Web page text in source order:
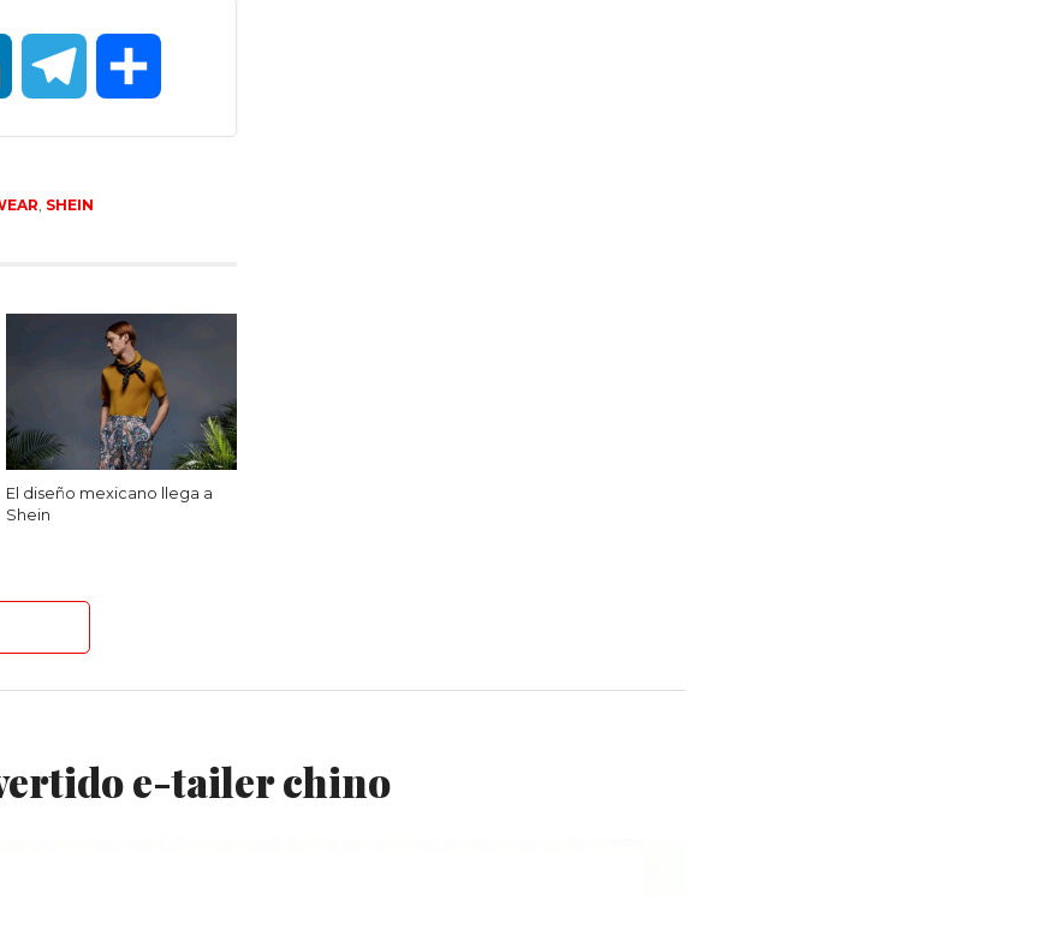
LinkedIn Telegram
, SHEIN
El diseño mexicano llega a
Shein
e-tailer chino